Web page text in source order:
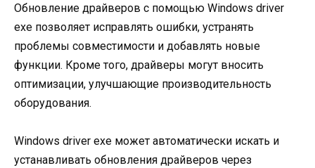
Обновление драйверов с помощью Windows driver
exe позволяет исправлять ошибки, устранять
проблемы совместимости и добавлять новые
функции. Кроме того, драйверы могут вносить
оптимизации, улучшающие производительность
оборудования.
Windows driver exe может автоматически искать и
устанавливать обновления драйверов через